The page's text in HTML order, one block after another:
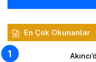
En Çok Okunanlar